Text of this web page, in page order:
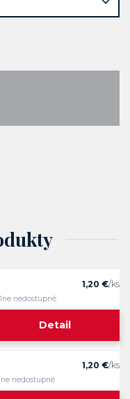
1,20 €/ks
nedostupné
Detail
1,20 €/ks
nedostupné